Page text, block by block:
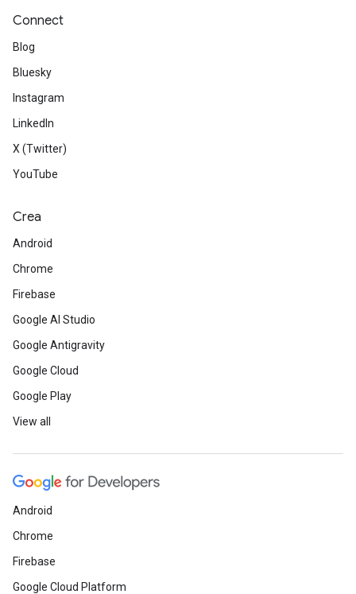
Connect
Blog
Bluesky
Instagram
LinkedIn
X (Twitter)
YouTube
Crea
Android
Chrome
Firebase
Google AI Studio
Google Antigravity
Google Cloud
Google Play
View all
Android
Chrome
Firebase
Google Cloud Platform